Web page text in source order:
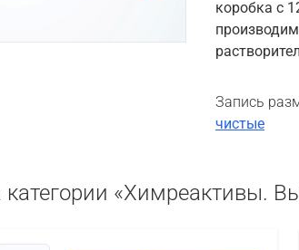
коробка с
Запись
чистые
категории «Химреактивы.